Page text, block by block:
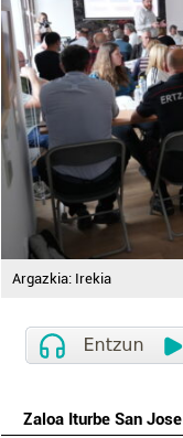
Argazkia: Irekia
Zaloa Iturbe San Jose